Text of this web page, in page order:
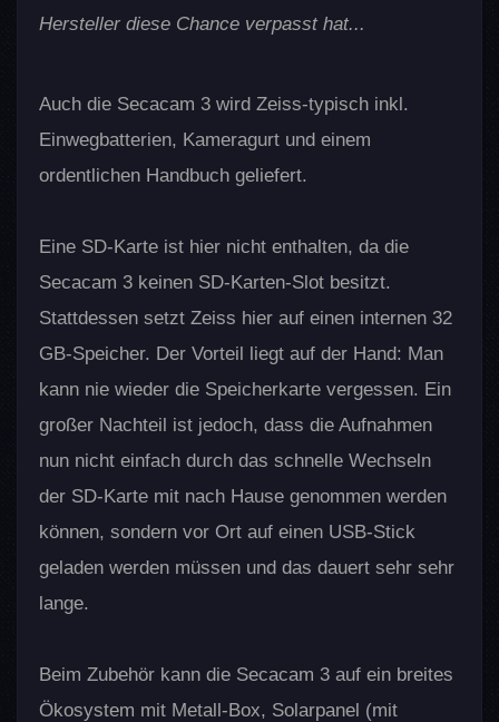
Hersteller diese Chance verpasst hat...
Auch die Secacam 3 wird Zeiss-typisch inkl.
Einwegbatterien, Kameragurt und einem
ordentlichen Handbuch geliefert.
Eine SD-Karte ist hier nicht enthalten, da die
Secacam 3 keinen SD-Karten-Slot besitzt.
Stattdessen setzt Zeiss hier auf einen internen 32
GB-Speicher. Der Vorteil liegt auf der Hand: Man
kann nie wieder die Speicherkarte vergessen. Ein
großer Nachteil ist jedoch, dass die Aufnahmen
nun nicht einfach durch das schnelle Wechseln
der SD-Karte mit nach Hause genommen werden
können, sondern vor Ort auf einen USB-Stick
geladen werden müssen und das dauert sehr sehr
lange.
Beim Zubehör kann die Secacam 3 auf ein breites
Ökosystem mit Metall-Box, Solarpanel (mit